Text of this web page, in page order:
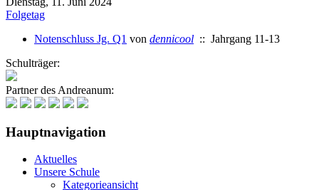
Folgetag
Notenschluss Jg. Q1 von dennicool :: Jahrgang 11-13
Schulträger:
Partner des Andreanum:
Hauptnavigation
Aktuelles
Unsere Schule
Kategorieansicht